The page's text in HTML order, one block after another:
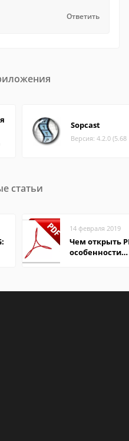
Ответить
Sopcast
Версия: 4.2.0
статьи
14 февраля 2019
Чем открыть
особенности